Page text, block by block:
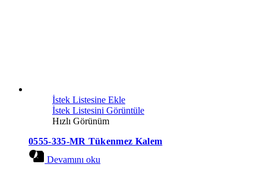
İstek Listesine Ekle
İstek Listesini Görüntüle
Hızlı Görünüm
0555-335-MR Tükenmez Kalem
Devamını oku